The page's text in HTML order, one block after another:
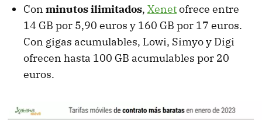
Con minutos ilimitados, Xenetofrece entre
14 GB por 5,90 euros y 160 GB por 17 euros.
Con gigas acumulables, Lowi, Simyo y Digi
ofrecen hasta 100 GB acumulables por 20
euros.